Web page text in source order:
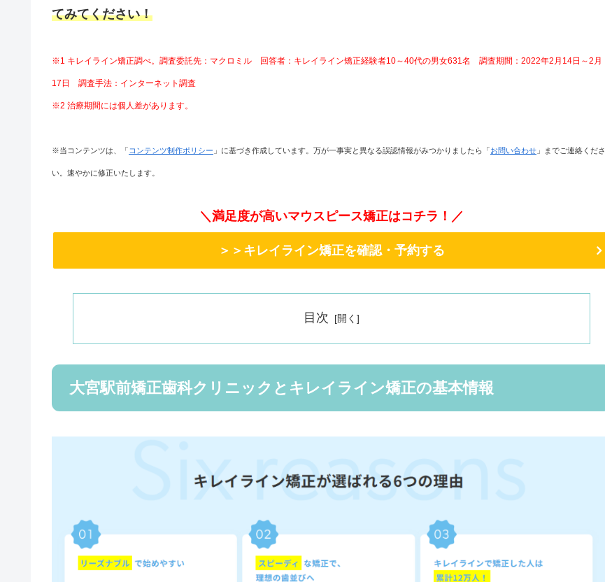
てみてください！
※1 キレイライン矯正調べ。調査委託先：マクロミル 回答者：キレイライン矯正経験者10～40代の男女631名 調査期間：2022年2月14日～2月
17日 調査手法：インターネット調査
※2 治療期間には個人差があります。
※当コンテンツは、「 コンテンツ制作ポリシー 」に基づき作成しています。万が一事実と異なる誤認情報がみつかりましたら「お問い合わせ 」までご連絡くださ
い。速やかに修正いたします。
＼満足度が高いマウスピース矯正はコチラ！／
＞＞キレイライン矯正を確認・予約する
目次
大宮駅前矯正歯科クリニックとキレイライン矯正の基本情報